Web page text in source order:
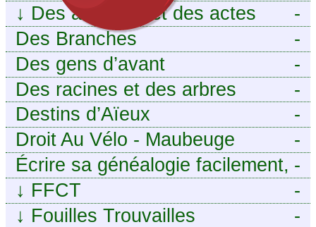
-
↓ Des ancêtres et des actes
-
Des Branches
-
Des gens d’avant
-
Des racines et des arbres
-
Destins d’Aïeux
-
Droit Au Vélo - Maubeuge
Sambre-Avesnois
-
Écrire sa généalogie facilement,
sans stress avec Généalordi
-
↓ FFCT
-
↓ Fouilles Trouvailles